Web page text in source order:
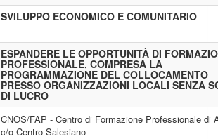
SVILUPPO ECONOMICO E COMUNITARIO
ESPANDERE LE OPPORTUNITÀ DI
PROFESSIONALE, COMPRESA LA
PROGRAMMAZIONE DEL COLLOCAMENTO
PRESSO ORGANIZZAZIONI LOCALI SENZA
DI LUCRO
CNOS/FAP - Centro di Formazione Professionale di
c/o Centro Salesiano